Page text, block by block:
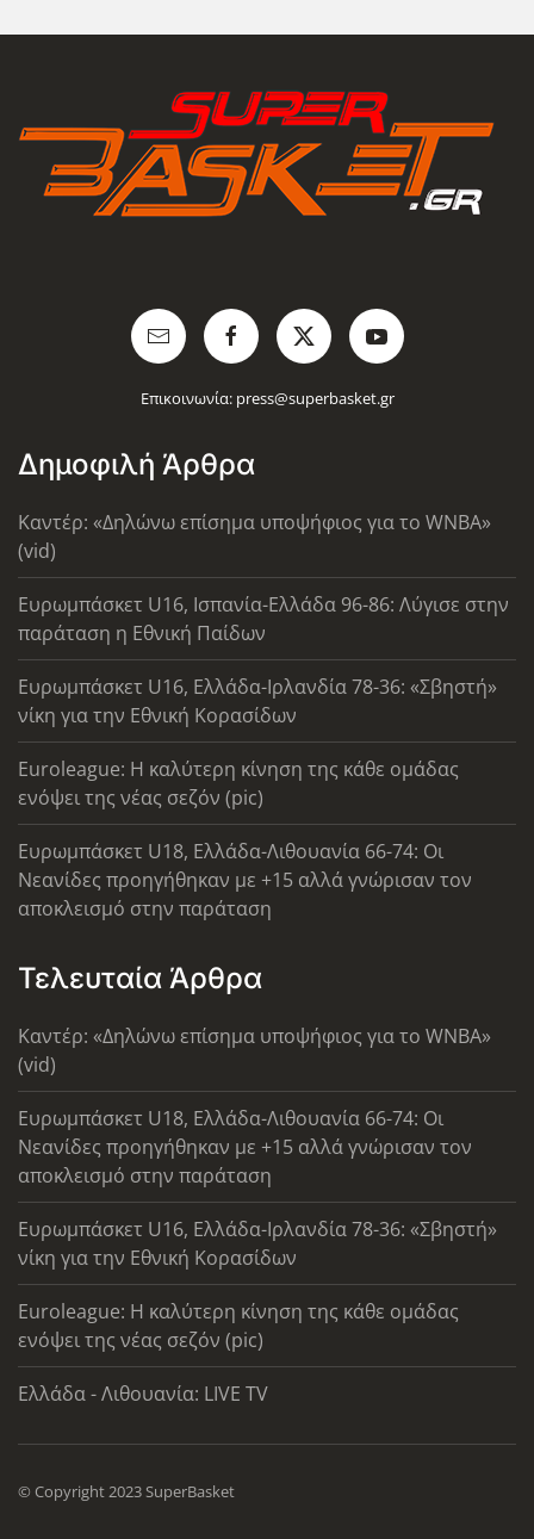
Επικοινωνία: press@superbasket.gr
Δημοφιλή Άρθρα
Καντέρ: «Δηλώνω επίσημα υποψήφιος για το WNBA»
(vid)
Ευρωμπάσκετ U16, Ισπανία-Ελλάδα 96-86: Λύγισε στην
παράταση η Εθνική Παίδων
Ευρωμπάσκετ U16, Ελλάδα-Ιρλανδία 78-36: «Σβηστή»
νίκη για την Εθνική Κορασίδων
Euroleague: Η καλύτερη κίνηση της κάθε ομάδας
ενόψει της νέας σεζόν (pic)
Ευρωμπάσκετ U18, Ελλάδα-Λιθουανία 66-74: Οι
Νεανίδες προηγήθηκαν με +15 αλλά γνώρισαν τον
αποκλεισμό στην παράταση
Τελευταία Άρθρα
Καντέρ: «Δηλώνω επίσημα υποψήφιος για το WNBA»
(vid)
Ευρωμπάσκετ U18, Ελλάδα-Λιθουανία 66-74: Οι
Νεανίδες προηγήθηκαν με +15 αλλά γνώρισαν τον
αποκλεισμό στην παράταση
Ευρωμπάσκετ U16, Ελλάδα-Ιρλανδία 78-36: «Σβηστή»
νίκη για την Εθνική Κορασίδων
Euroleague: Η καλύτερη κίνηση της κάθε ομάδας
ενόψει της νέας σεζόν (pic)
Ελλάδα - Λιθουανία: LIVE TV
© Copyright 2023 SuperBasket